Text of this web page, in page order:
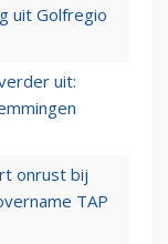
uit Golfregio
uit:
onrust bij
TAP